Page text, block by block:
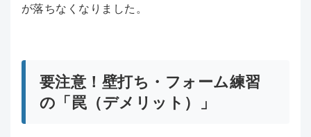
が落ちなくなりました。
要注意！壁打ち・フォーム練習
の「罠（デメリット）」